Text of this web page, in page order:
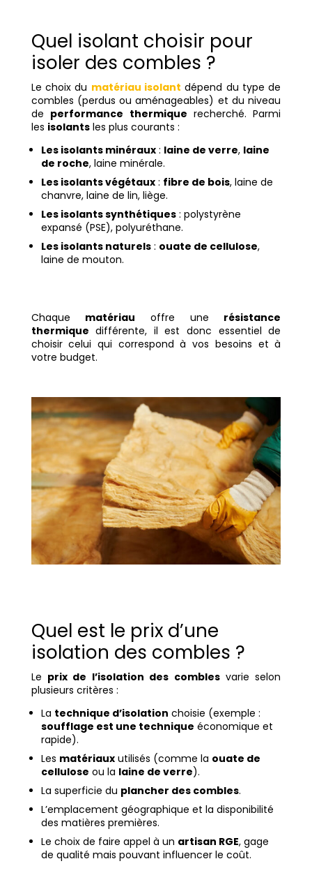
Quel isolant choisir pour
isoler des combles ?
Le choix du matériau isolant dépend du type de
combles (perdus ou aménageables) et du niveau
de performance thermique recherché. Parmi
les isolantsles plus courants :
Les isolants minéraux: laine de verre, laine
de roche, laine minérale.
Les isolants végétaux: fibre de bois, laine de
chanvre, laine de lin, liège.
Les isolants synthétiques: polystyrène
expansé (PSE), polyuréthane.
Les isolants naturels: ouate de cellulose,
laine de mouton.
Chaque matériau offre une résistance
thermique différente, il est donc essentiel de
choisir celui qui correspond à vos besoins et à
votre budget.
Quel est le prix d’une
isolation des combles ?
Le prix de l’isolation des comblesvarie selon
plusieurs critères :
La technique d’isolation choisie (exemple :
soufflage est une technique économique et
rapide).
Les matériauxutilisés (comme la ouate de
cellulose ou la laine de verre).
La superficie du plancher des combles.
L’emplacement géographique et la disponibilité
des matières premières.
Le choix de faire appel à un artisan RGE, gage
de qualité mais pouvant influencer le coût.